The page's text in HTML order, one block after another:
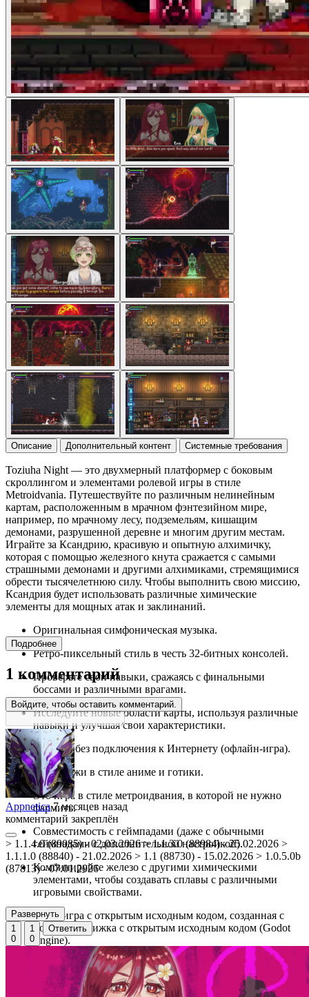
Описание Дополнительный контент Системные требования
Toziuha Night — это двухмерный платформер с боковым
скроллингом и элементами ролевой игры в стиле
Metroidvania. Путешествуйте по различным нелинейным
картам, расположенным в мрачном фэнтезийном мире,
например, по мрачному лесу, подземельям, кишащим
демонами, разрушенной деревне и многим другим местам.
Играйте за Ксандрию, красивую и опытную алхимичку,
которая с помощью железного кнута сражается с самыми
страшными демонами и другими алхимиками, стремящимися
обрести тысячелетнюю силу. Чтобы выполнить свою миссию,
Ксандрия будет использовать различные химические
элементы для мощных атак и заклинаний.
Оригинальная симфоническая музыка.
Ретро-пиксельный стиль в честь 32-битных консолей.
Проверьте свои навыки, сражаясь с финальными
боссами и различными врагами.
Исследуйте новые области карты, используя различные
навыки и улучшая свои характеристики.
Играйте без подключения к Интернету (офлайн-игра).
Персонажи в стиле аниме и готики.
Это игра в стиле метроидвания, в которой не нужно
фармить.
Совместимость с геймпадами (даже с обычными
геймпадами с дополнительной настройкой).
Комбинируйте железо с другими химическими
элементами, чтобы создавать сплавы с различными
игровыми свойствами.
Видеоигра с открытым исходным кодом, созданная с
помощью движка с открытым исходным кодом (Godot
Engine).
Карта с минимум 7 часами игрового процесса.
Любой игрок сможет создать свою собственную карту,
Подробнее
1 комментарий
Войдите, чтобы оставить комментарий.
Appnetica 7 месяцев назад
комментарий закреплён
> 1.1.4.0 (89085) - 02.03.2026 > 1.1.3.0 (88984) - 25.02.2026 >
1.1.1.0 (88840) - 21.02.2026 > 1.1 (88730) - 15.02.2026 > 1.0.5.0b
(87813) - 07.01.2026
Развернуть
1
0
1
0
Ответить